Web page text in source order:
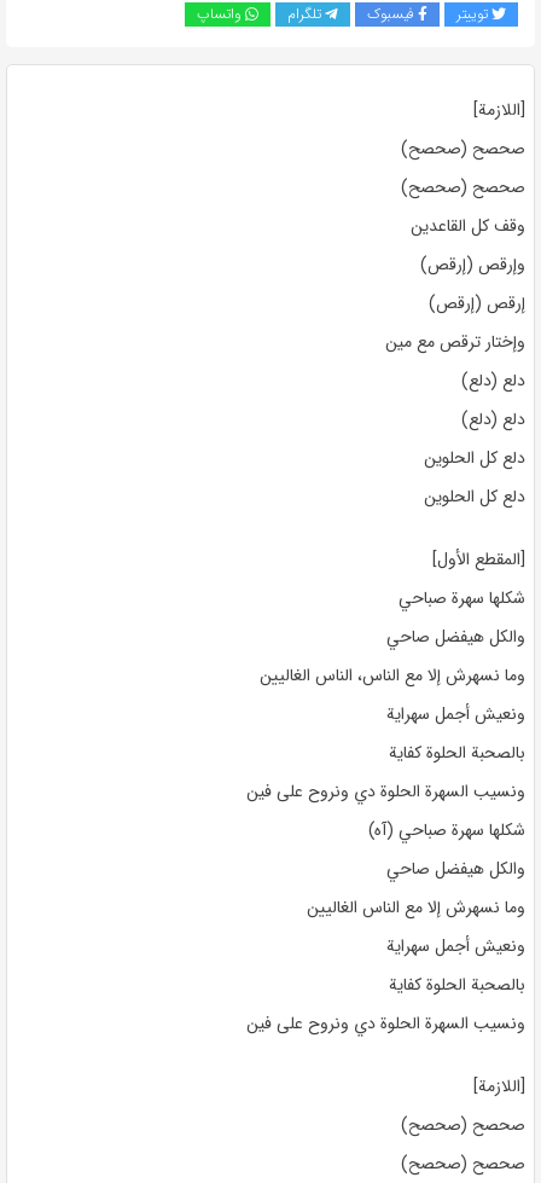
توییتر فیسبوک تلگرام واتساپ
[اللازمة]
صحصح (صحصح)
صحصح (صحصح)
وقف كل القاعدين
وإرقص (إرقص)
إرقص (إرقص)
وإختار ترقص مع مين
دلع (دلع)
دلع (دلع)
دلع كل الحلوين
دلع كل الحلوين
[المقطع الأول]
شكلها سهرة صباحي
والكل هيفضل صاحي
وما نسهرش إلا مع الناس، الناس الغاليين
ونعيش أجمل سهراية
بالصحبة الحلوة كفاية
ونسيب السهرة الحلوة دي ونروح على فين
شكلها سهرة صباحي (آه)
والكل هيفضل صاحي
وما نسهرش إلا مع الناس الغاليين
ونعيش أجمل سهراية
بالصحبة الحلوة كفاية
ونسيب السهرة الحلوة دي ونروح على فين
[اللازمة]
صحصح (صحصح)
صحصح (صحصح)